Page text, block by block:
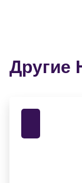
Другие